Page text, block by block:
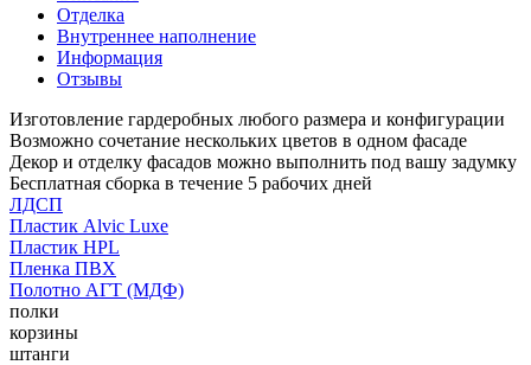
Отделка
Внутреннее наполнение
Информация
Отзывы
Изготовление гардеробных любого размера и конфигурации
Возможно сочетание нескольких цветов в одном фасаде
Декор и отделку фасадов можно выполнить под вашу задумку
Бесплатная сборка в течение 5 рабочих дней
ЛДСП
Пластик Alvic Luxe
Пластик HPL
Пленка ПВХ
Полотно АГТ (МДФ)
полки
корзины
штанги